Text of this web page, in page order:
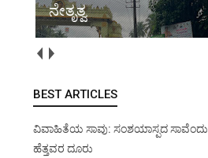
ನೇತೃತ್ವ
BEST ARTICLES
ವಿವಾಹಿತೆಯ ಸಾವು: ಸಂಶಯಾಸ್ಪದ ಸಾವೆಂದು
ಹೆತ್ತವರ ದೂರು